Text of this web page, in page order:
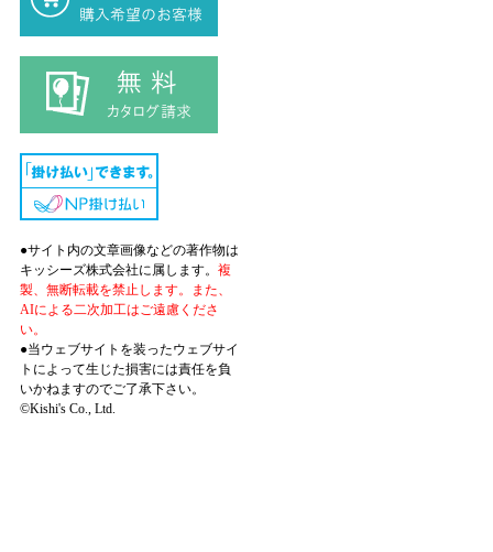
●サイト内の文章画像などの著作物は
キッシーズ株式会社に属します。 複
製、無断転載を禁止します。また、
AIによる二次加工はご遠慮くださ
い。
●当ウェブサイトを装ったウェブサイ
トによって生じた損害には責任を負
いかねますのでご了承下さい。
©Kishi's Co., Ltd.